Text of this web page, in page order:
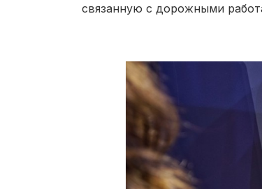
связанную с дорожными